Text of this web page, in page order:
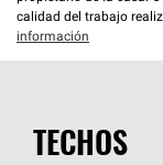
calidad del trabajo
información
TECHOS